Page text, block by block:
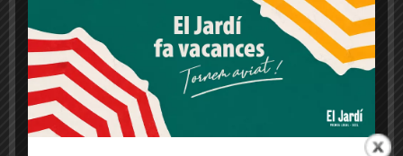
Contenidors de sal i màquines llevaneu a
lloc web. Si cliques "acceptar" dones el teu
Més informació Acceptar Rebutjar tot
Quan l’usuari crea un compte al Diari el Jardí, dona el
seu consentiment explícit per rebre comunicacions